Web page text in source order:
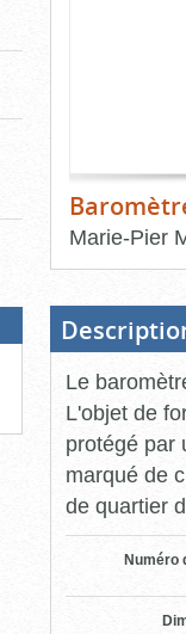
Marie-Pier
bloc
d'onglets
Le
L'objet de
protégé par
marqué de
de quartier
Numéro